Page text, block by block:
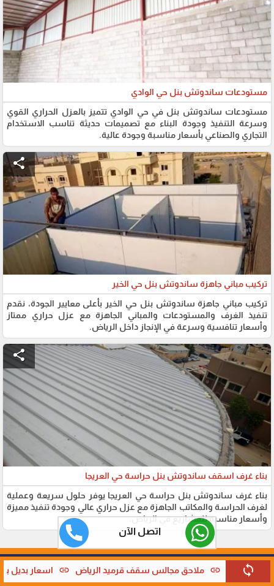
اتصل الآن
sync
قرميد الرياض link اسعار بديل بديل القرميد حي الخير الرياض link
مستودعات ساندوتش بنل حي الوادي
مستودعات ساندوتش بنل في حي الوادي تتميز بالعزل الحراري القوي
وسرعة التنفيذ وجودة البناء مع تصميمات حديثة تناسب الاستخدام
التجاري والصناعي بأسعار مناسبة وجودة عالية.
share
تركيب مباني جاهزة ساندوتش بنل حي الخير
تركيب مباني جاهزة ساندوتش بنل حي الخير بأعلى معايير الجودة، نقدم
تنفيذ الغرف والمستودعات والمباني الجاهزة مع عزل حراري ممتاز
وأسعار تنافسية وسرعة في الإنجاز داخل الرياض.
share
بناء غرف اسقف ساندوتش بنل حراسة حي العريجا
بناء غرف ساندوتش بنل حراسة حي العريجا يوفر حلول سريعة وعملية
لغرف الحراسة والمكاتب الجاهزة مع عزل حراري عالي وجودة تنفيذ مميزة
وأسعار مناسبة للمشاريع في الرياض.
ظلال التميز للمظلات والسواتر - 0538402607 © مظلات سيارات,
مظلات مواقف, مظلات جلسات, برجولات حدائق, سواتر اقمشة, سواتر